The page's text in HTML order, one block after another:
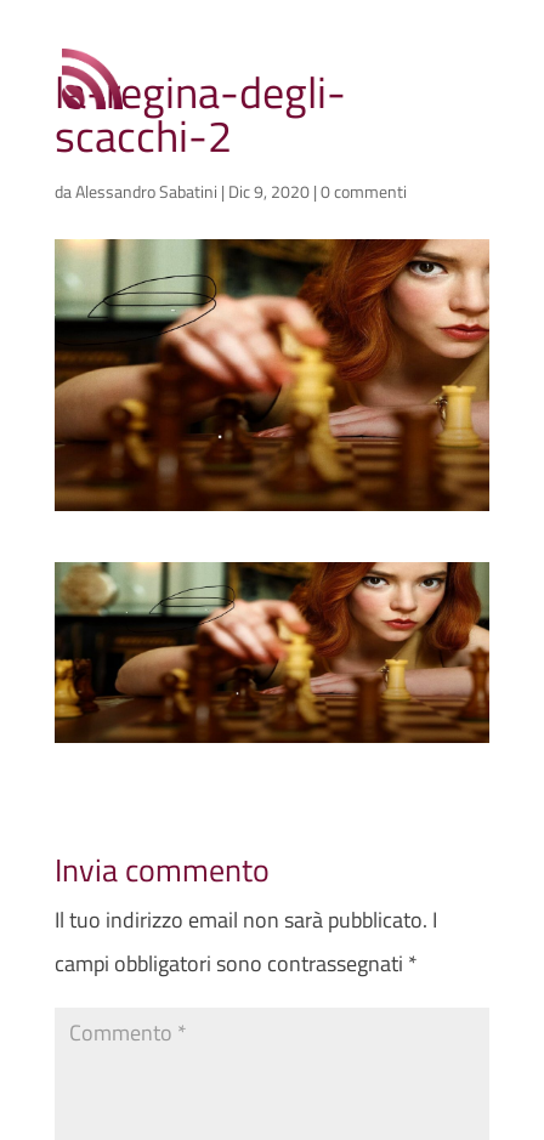
la-regina-degli-
scacchi-2
daAlessandro Sabatini | Dic 9, 2020|0 commenti
Invia commento
Il tuo indirizzo email non sarà pubblicato. I
campi obbligatori sono contrassegnati *